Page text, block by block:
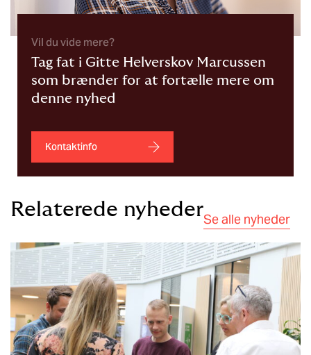
Vil du vide mere?
Tag fat i Gitte Helverskov Marcussen
som brænder for at fortælle mere om
denne nyhed
Kontaktinfo
Relaterede nyhederSe alle nyheder